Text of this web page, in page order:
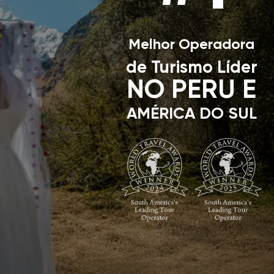
Melhor Operadora
de Turismo Líder
NO PERU E
AMÉRICA DO SUL